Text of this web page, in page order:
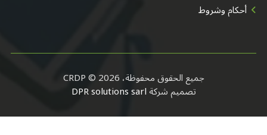
أحكام وشروط
جميع الحقوق محفوظة، CRDP © 2026
تصميم شركةDPR solutions sarl